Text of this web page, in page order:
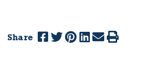
Share